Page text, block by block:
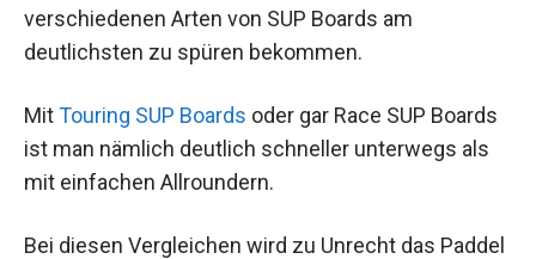
verschiedenen Arten von SUP Boards am
deutlichsten zu spüren bekommen.
MitTouring SUP Boards oder gar Race SUP Boards
ist man nämlich deutlich schneller unterwegs als
mit einfachen Allroundern.
Bei diesen Vergleichen wird zu Unrecht das Paddel